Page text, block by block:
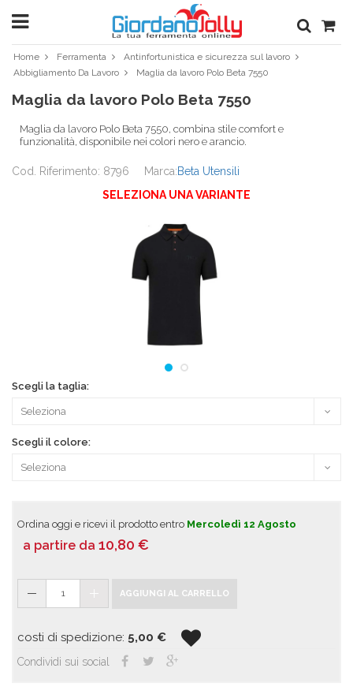
Home Ferramenta
Antinfortunistica e sicurezza sul lavoro
Abbigliamento Da Lavoro
Maglia da lavoro Polo Beta 7550
Maglia da lavoro Polo Beta 7550
Maglia da lavoro Polo Beta 7550, combina stile comfort e
funzionalità, disponibile nei colori nero e arancio.
Cod. Riferimento: 8796 Marca:Beta Utensili
SELEZIONA UNA VARIANTE
Scegli la taglia:
Scegli il colore:
Ordina oggi e ricevi il prodotto entro Mercoledì 12 Agosto
a partire da 10,80 €
1 AGGIUNGI AL CARRELLO
costi di spedizione: 5,00 €
Condividi sui social